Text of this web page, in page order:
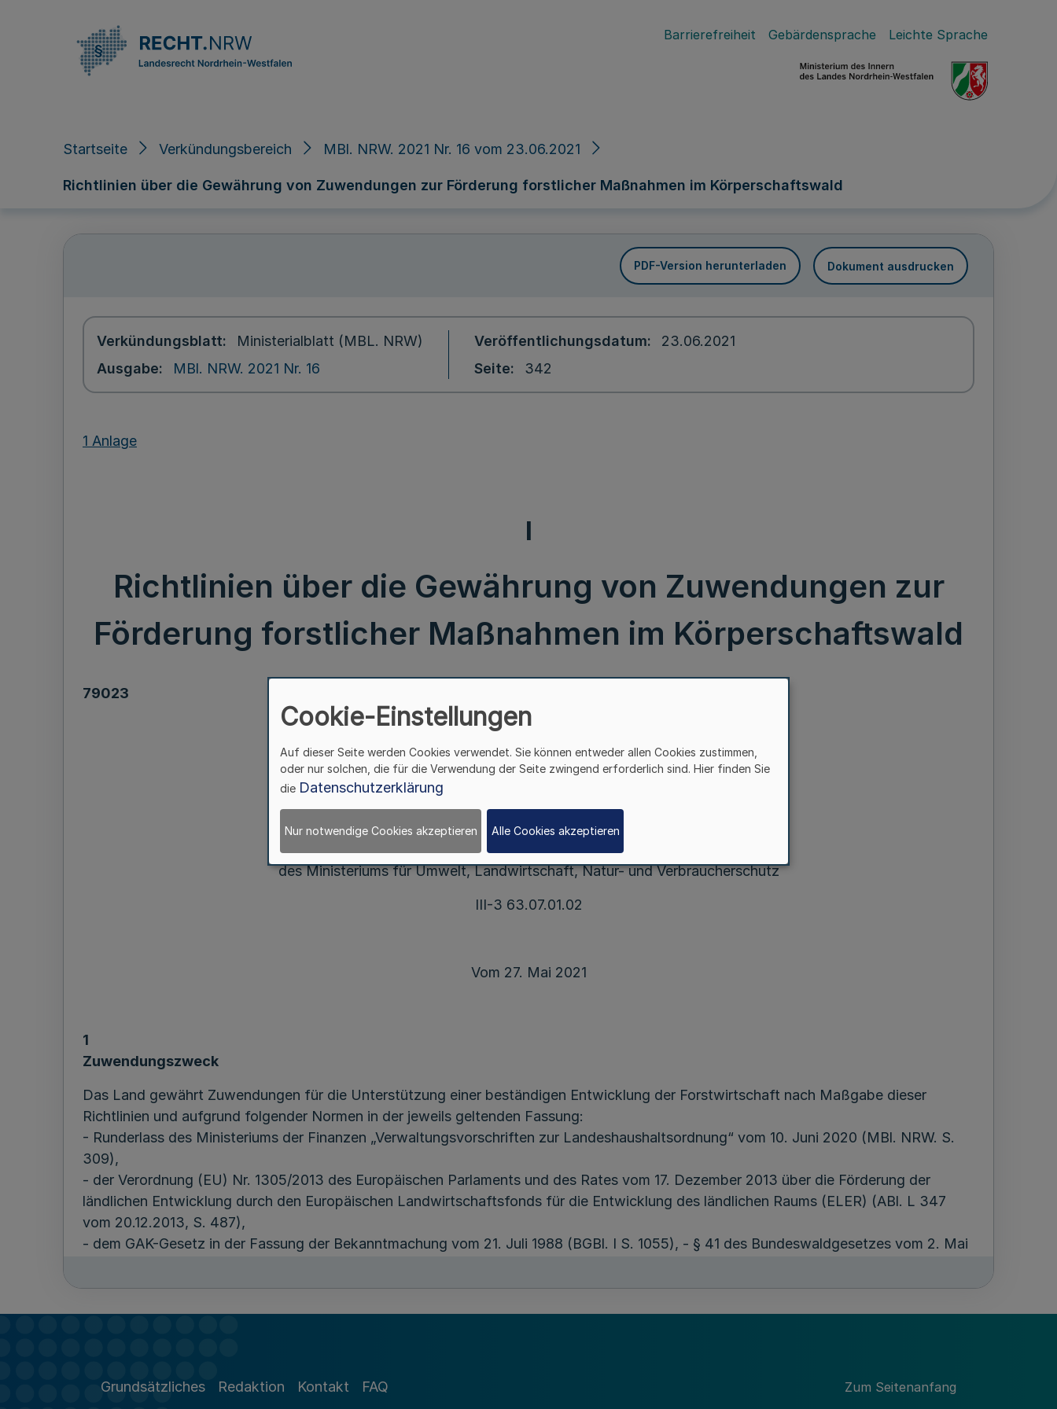
Barrierefreiheit Gebärdensprache Leichte Sprache
Startseite Verkündungsbereich MBl. NRW. 2021 Nr. 16 vom 23.06.2021
Richtlinien über die Gewährung von Zuwendungen zur Förderung forstlicher Maßnahmen im Körperschaftswald
PDF-Version herunterladen Dokument ausdrucken
Verkündungsblatt
Ministerialblatt (MBL. NRW)
Ausgabe
MBl. NRW. 2021 Nr. 16
Veröffentlichungsdatum
23.06.2021
Seite
342
1 Anlage
I
Richtlinien über die Gewährung von Zuwendungen zur
Förderung forstlicher Maßnahmen im Körperschaftswald
79023
Richtlinien
über die Gewährung von Zuwendungen zur Förderung
forstlicher Maßnahmen im Körperschaftswald
Runderlass
des Ministeriums für Umwelt, Landwirtschaft, Natur- und Verbraucherschutz
III-3 63.07.01.02
Vom 27. Mai 2021
1
Zuwendungszweck
Das Land gewährt Zuwendungen für die Unterstützung einer beständigen Entwicklung der Forstwirtschaft nach Maßgabe dieser
Richtlinien und aufgrund folgender Normen in der jeweils geltenden Fassung:
- Runderlass des Ministeriums der Finanzen „Verwaltungsvorschriften zur Landeshaushaltsordnung“ vom 10. Juni 2020 (MBl. NRW. S.
309),
- der Verordnung (EU) Nr. 1305/2013 des Europäischen Parlaments und des Rates vom 17. Dezember 2013 über die Förderung der
ländlichen Entwicklung durch den Europäischen Landwirtschaftsfonds für die Entwicklung des ländlichen Raums (ELER) (ABl. L 347
vom 20.12.2013, S. 487),
- dem GAK-Gesetz in der Fassung der Bekanntmachung vom 21. Juli 1988 (BGBl. I S. 1055), - § 41 des Bundeswaldgesetzes vom 2. Mai
- § 10 Absatz 3 und § 13 Absatz 2 des Landesforstgesetzes in der Fassung der Bekanntmachung vom 26. April 1980 (GV. NRW. S. 546).
- die Entwicklung stabiler, standortangepasster Wälder unter Berücksichtigung der ökologischen und ökonomischen Leistungsfähigkeit
Grundsätzliches Redaktion Kontakt FAQ Zum Seitenanfang
Cookie-Einstellungen
Auf dieser Seite werden Cookies verwendet. Sie können entweder allen Cookies zustimmen,
oder nur solchen, die für die Verwendung der Seite zwingend erforderlich sind. Hier finden Sie
die Datenschutzerklärung
Nur notwendige Cookies akzeptieren Alle Cookies akzeptieren